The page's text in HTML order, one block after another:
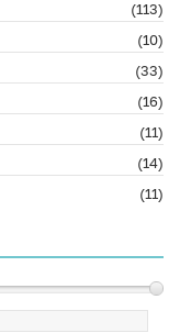
(113)
(10)
(33)
(16)
(11)
(14)
(11)